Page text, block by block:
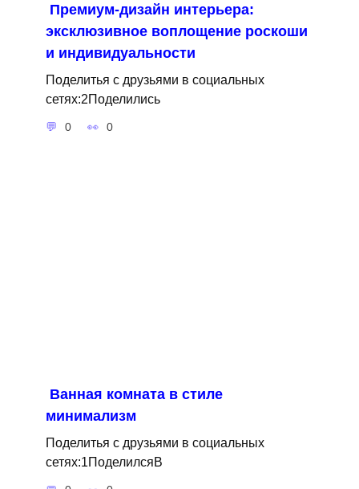
Премиум-дизайн интерьера:
эксклюзивное воплощение роскоши
и индивидуальности
Поделитья с друзьями в социальных
сетях:2Поделились
0 0
Ванная комната в стиле
минимализм
Поделитья с друзьями в социальных
сетях:1ПоделилсяВ